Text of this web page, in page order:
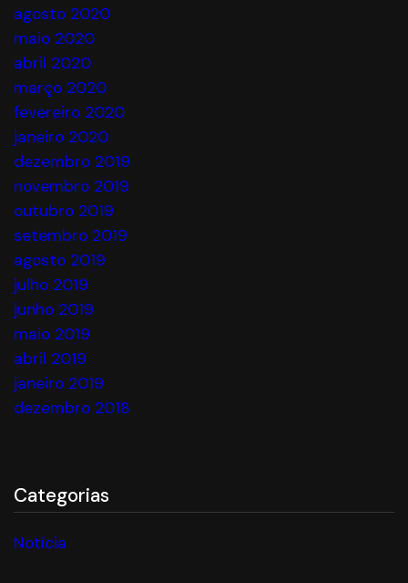
agosto 2020
maio 2020
abril 2020
março 2020
fevereiro 2020
janeiro 2020
dezembro 2019
novembro 2019
outubro 2019
setembro 2019
agosto 2019
julho 2019
junho 2019
maio 2019
abril 2019
janeiro 2019
dezembro 2018
Categorias
Notícia